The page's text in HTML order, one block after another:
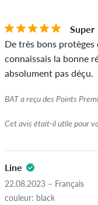
cet article, vous
du nom avec les mots
l'achat a été vérifié en
avis sans encoche
Super
De très bons protèges
connaissais la bonne
absolument pas déçu.
BAT a reçu des Points
Cet avis était-il utile pour
Line
22.08.2023 – Français
couleur: black